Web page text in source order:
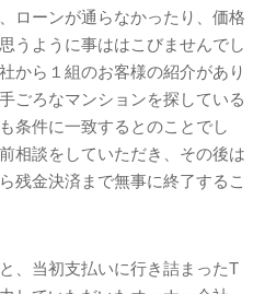
ローンが通らなかったり、価格
うように事ははこびませんでし
から１組のお客様の紹介があり
ごろなマンションを探している
条件に一致するとのことでし
相談をしていただき、その後は
残金決済まで無事に終了するこ
、当初支払いに行き詰まったT